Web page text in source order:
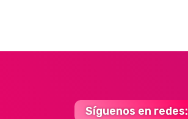
Síguenos en redes: